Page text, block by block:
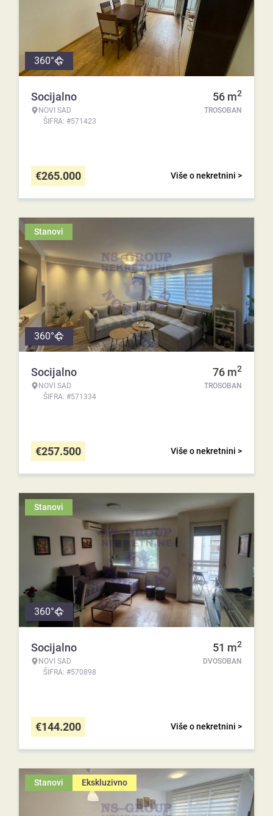
360°
Socijalno
NOVI SAD
ŠIFRA: #571423
56 m2
TROSOBAN
Više o nekretnini >
€265.000
Stanovi
360°
Socijalno
NOVI SAD
ŠIFRA: #571334
76 m2
TROSOBAN
Više o nekretnini >
€257.500
Stanovi
360°
Socijalno
NOVI SAD
ŠIFRA: #570898
51 m2
DVOSOBAN
Više o nekretnini >
€144.200
Stanovi Ekskluzivno